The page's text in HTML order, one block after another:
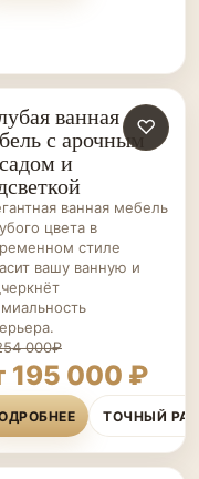
ДЛЯ
НА ЗАКАЗ
♡
ванная
с арочным
и
ванная мебель
цвета в
стиле
вашу ванную и
000₽
195 000 ₽
ТОЧНЫЙ